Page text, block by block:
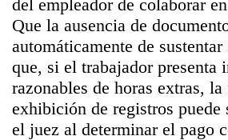
del empleador de colaborar
Que la ausencia de
automáticamente de
que, si el trabajador presenta
razonables de horas extras, la
exhibición de registros puede
el juez al determinar el pago